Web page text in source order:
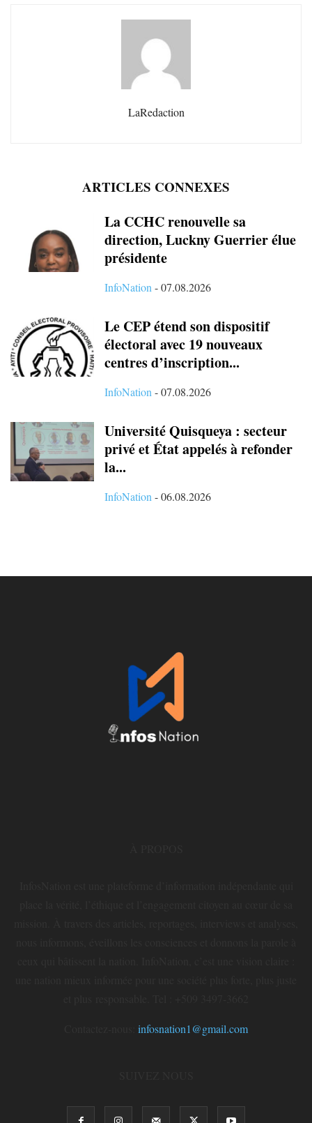
LaRedaction
ARTICLES CONNEXES
La CCHC renouvelle sa
direction, Luckny Guerrier élue
présidente
InfoNation -07.08.2026
Le CEP étend son dispositif
électoral avec 19 nouveaux
centres d’inscription...
InfoNation -07.08.2026
Université Quisqueya : secteur
privé et État appelés à refonder
la...
InfoNation -06.08.2026
infosnation1@gmail.com